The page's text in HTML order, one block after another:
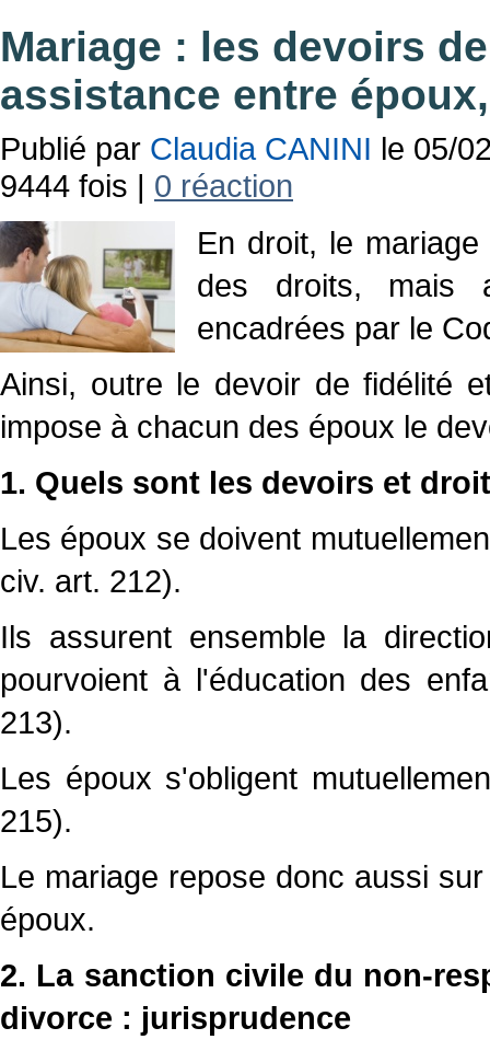
Mariage : les devoirs
assistance entre
Publié par Claudia CANINI le 05/
9444 fois | 0 réaction
En droit, le
des droits, mais
encadrées par le
Ainsi, outre le devoir de fidélité
impose à chacun des époux le
1. Quels sont les devoirs et
Les époux se doivent
civ. art. 212).
Ils assurent ensemble la
pourvoient à l'éducation des
213).
Les époux s'obligent
215).
Le mariage repose donc aussi
époux.
2. La sanction civile du non-
divorce : jurisprudence